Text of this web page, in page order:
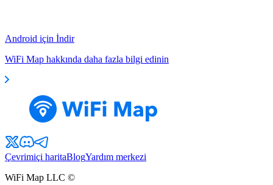
Android için İndir
WiFi Map hakkında daha fazla bilgi edinin
Çevrimiçi haritaBlogYardım merkezi
WiFi Map LLC ©